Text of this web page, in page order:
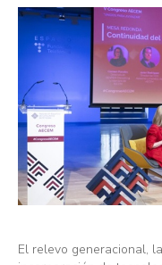
El relevo generacional,